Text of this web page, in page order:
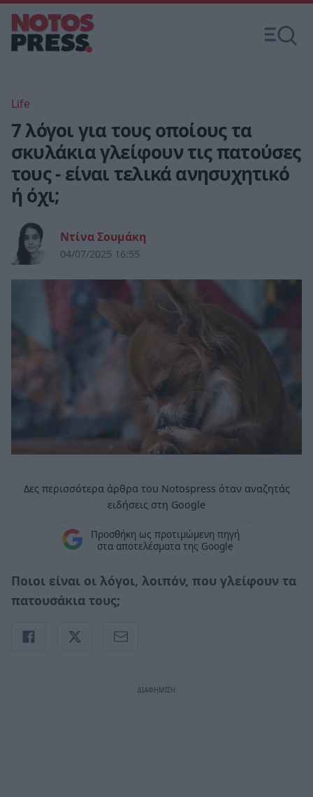
Life
7 λόγοι για τους οποίους τα
σκυλάκια γλείφουν τις πατούσες
τους - είναι τελικά ανησυχητικό
ή όχι;
Ντίνα Σουμάκη
04/07/2025 16:55
Δες περισσότερα άρθρα του Notospress όταν αναζητάς
ειδήσεις στη Google
Προσθήκη ως προτιμώμενη πηγή
στα αποτελέσματα της Google
Ποιοι είναι οι λόγοι, λοιπόν, που γλείφουν τα
πατουσάκια τους;